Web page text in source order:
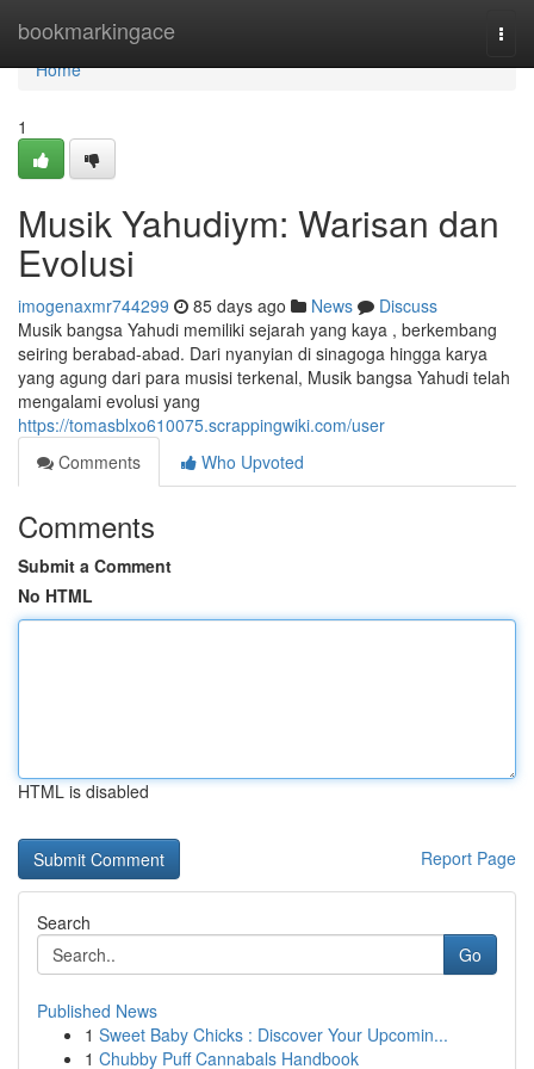
bookmarkingace
Home
Home
1
Musik Yahudiym: Warisan dan
Evolusi
imogenaxmr744299 85 days ago News
Discuss
Musik bangsa Yahudi memiliki sejarah yang kaya , berkembang
seiring berabad-abad. Dari nyanyian di sinagoga hingga karya
yang agung dari para musisi terkenal, Musik bangsa Yahudi telah
mengalami evolusi yang
https://tomasblxo610075.scrappingwiki.com/user
Comments
Who Upvoted
Comments
Submit a Comment
No HTML
HTML is disabled
Report Page
Search
Go
Published News
1 Sweet Baby Chicks : Discover Your Upcomin...
1 Chubby Puff Cannabals Handbook